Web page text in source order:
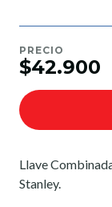
PRECIO
$42.900
Llave
Stanley.